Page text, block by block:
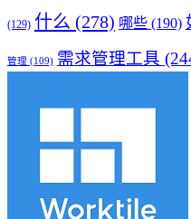
(129) 什么 (278) 哪些 (190)
管理 (109) 需求管理工具